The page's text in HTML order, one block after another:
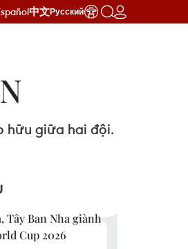
中文Русский
hữu giữa hai đội.
Tây Ban Nha giành
Cup 2026